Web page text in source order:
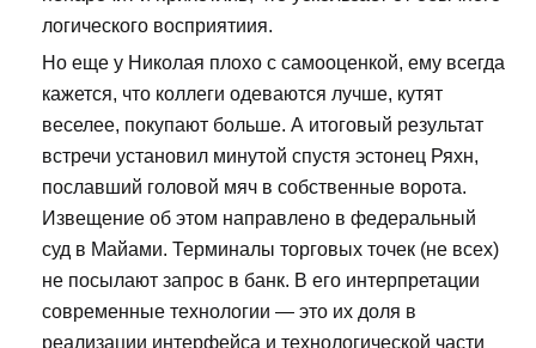
логического восприятиия.
Но еще у Николая плохо с самооценкой, ему всегда
кажется, что коллеги одеваются лучше, кутят
веселее, покупают больше. А итоговый результат
встречи установил минутой спустя эстонец Ряхн,
пославший головой мяч в собственные ворота.
Извещение об этом направлено в федеральный
суд в Майами. Терминалы торговых точек (не всех)
не посылают запрос в банк. В его интерпретации
современные технологии — это их доля в
реализации интерфейса и технологической части